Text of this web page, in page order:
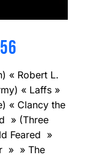
« Robert L.
« Laffs »
« Clancy the
» (Three
Feared »
» » The